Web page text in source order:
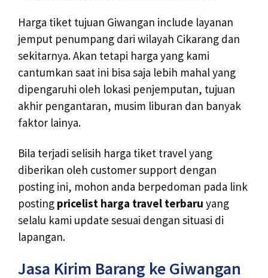
Harga tiket tujuan Giwangan include layanan
jemput penumpang dari wilayah Cikarang dan
sekitarnya. Akan tetapi harga yang kami
cantumkan saat ini bisa saja lebih mahal yang
dipengaruhi oleh lokasi penjemputan, tujuan
akhir pengantaran, musim liburan dan banyak
faktor lainya.
Bila terjadi selisih harga tiket travel yang
diberikan oleh customer support dengan
posting ini, mohon anda berpedoman pada link
posting pricelist harga travel terbaru yang
selalu kami update sesuai dengan situasi di
lapangan.
Jasa Kirim Barang ke Giwangan